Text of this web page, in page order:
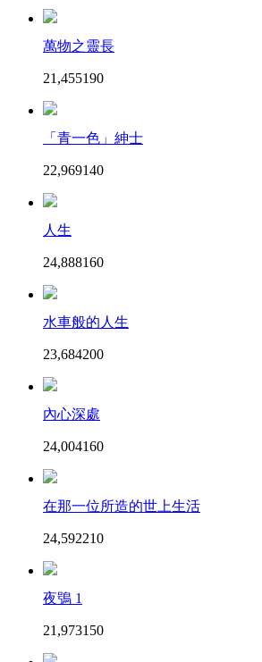
萬物之靈長
21,455190
「青一色」紳士
22,969140
人生
24,888160
水車般的人生
23,684200
內心深處
24,004160
在那一位所造的世上生活
24,592210
夜鴞 1
21,973150